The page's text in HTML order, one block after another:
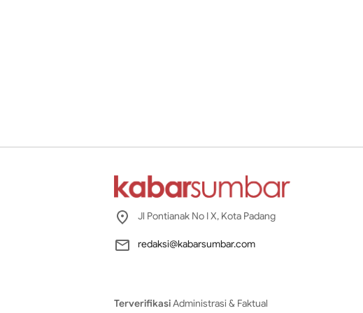
Jl Pontianak No I X, Kota Padang
redaksi@kabarsumbar.com
TerverifikasiAdministrasi & Faktual